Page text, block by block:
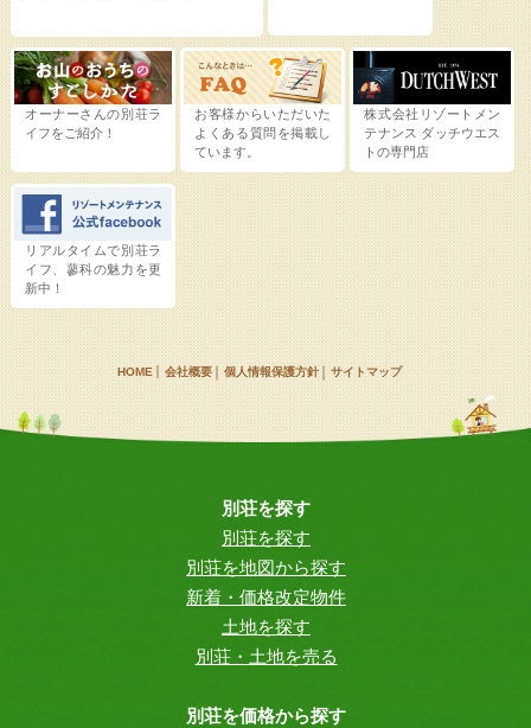
オーナーさんの別荘ラ
イフをご紹介！
お客様からいただいた
よくある質問を掲載し
ています。
株式会社リゾートメン
テナンス ダッチウエス
トの専門店
リアルタイムで別荘ラ
イフ、蓼科の魅力を更
新中！
HOME 会社概要 個人情報保護方針 サイトマップ
別荘を探す
別荘を探す
別荘を地図から探す
新着・価格改定物件
土地を探す
別荘・土地を売る
別荘を価格から探す